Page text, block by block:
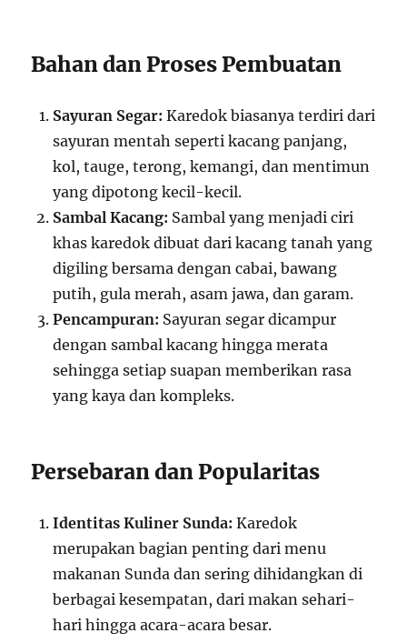
Bahan dan Proses Pembuatan
Sayuran Segar: Karedok biasanya terdiri dari
sayuran mentah seperti kacang panjang,
kol, tauge, terong, kemangi, dan mentimun
yang dipotong kecil-kecil.
Sambal Kacang: Sambal yang menjadi ciri
khas karedok dibuat dari kacang tanah yang
digiling bersama dengan cabai, bawang
putih, gula merah, asam jawa, dan garam.
Pencampuran: Sayuran segar dicampur
dengan sambal kacang hingga merata
sehingga setiap suapan memberikan rasa
yang kaya dan kompleks.
Persebaran dan Popularitas
Identitas Kuliner Sunda: Karedok
merupakan bagian penting dari menu
makanan Sunda dan sering dihidangkan di
berbagai kesempatan, dari makan sehari-
hari hingga acara-acara besar.